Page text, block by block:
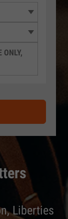
Liberties
ONLY,